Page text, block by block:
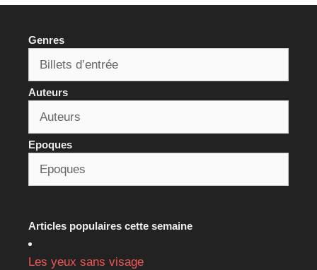
Genres
Auteurs
Epoques
Articles populaires cette semaine
Les yeux sans visage